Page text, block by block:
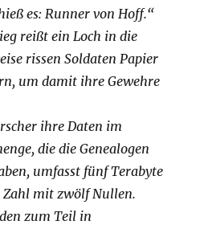
es: Runner von Hoff.“
reißt ein Loch in die
rissen Soldaten Papier
um damit ihre Gewehre
ihre Daten im
die die Genealogen
umfasst fünf Terabyte
Zahl mit zwölf Nullen.
zum Teil in